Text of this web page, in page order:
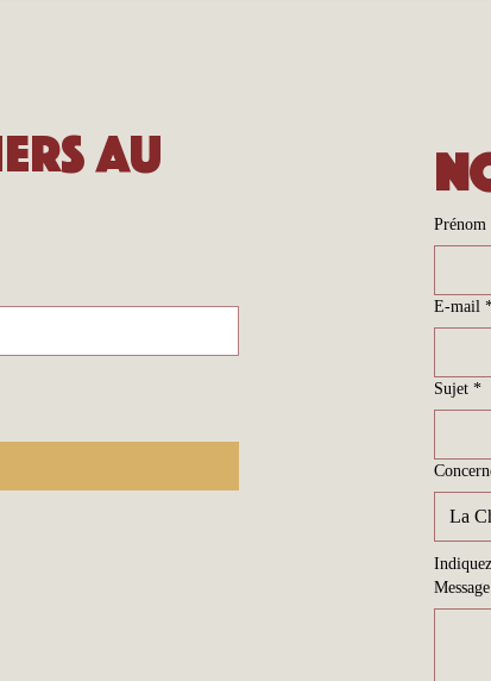
au
Prénom
E-mail
Sujet *
La
Message